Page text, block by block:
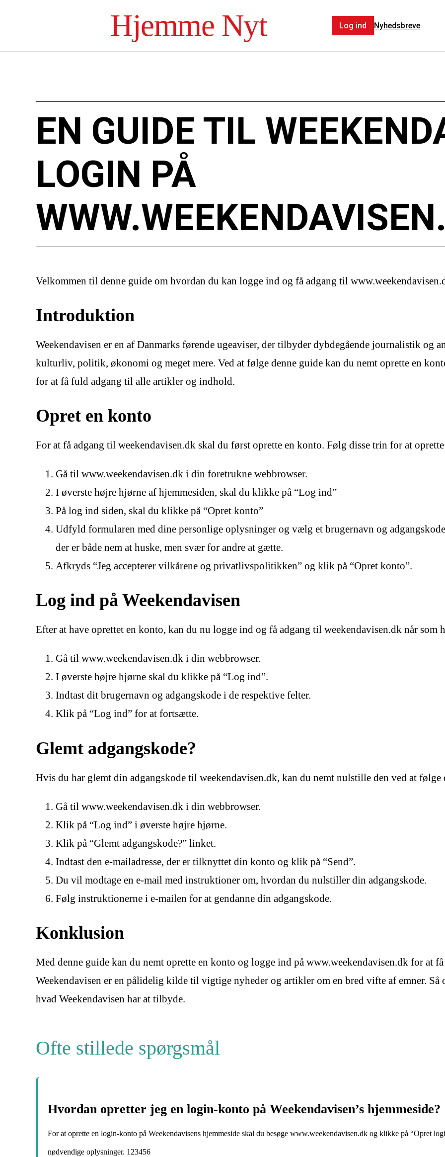
Hjemme Nyt Log ind Nyhedsbreve
EN GUIDE TIL
LOGIN PÅ
Velkommen til denne guide om hvordan du kan logge ind og få adgang til
Introduktion
Weekendavisen er en af Danmarks førende ugeaviser, der tilbyder dybdegående journalistik og
kulturliv, politik, økonomi og meget mere. Ved at følge denne guide kan du nemt oprette en
for at få fuld adgang til alle artikler og indhold.
Opret en konto
For at få adgang til weekendavisen.dk skal du først oprette en konto. Følg disse trin for at
Gå til www.weekendavisen.dk i din foretrukne webbrowser.
I øverste højre hjørne af hjemmesiden, skal du klikke på “Log ind”
På log ind siden, skal du klikke på “Opret konto”
Udfyld formularen med dine personlige oplysninger og vælg et brugernavn og
der er både nem at huske, men svær for andre at gætte.
Afkryds “Jeg accepterer vilkårene og privatlivspolitikken” og klik på “Opret konto”.
Log ind på Weekendavisen
Efter at have oprettet en konto, kan du nu logge ind og få adgang til weekendavisen.dk når som
Gå til www.weekendavisen.dk i din webbrowser.
I øverste højre hjørne skal du klikke på “Log ind”.
Indtast dit brugernavn og adgangskode i de respektive felter.
Klik på “Log ind” for at fortsætte.
Glemt adgangskode?
Hvis du har glemt din adgangskode til weekendavisen.dk, kan du nemt nulstille den ved at følge
Gå til www.weekendavisen.dk i din webbrowser.
Klik på “Log ind” i øverste højre hjørne.
Klik på “Glemt adgangskode?” linket.
Indtast den e-mailadresse, der er tilknyttet din konto og klik på “Send”.
Du vil modtage en e-mail med instruktioner om, hvordan du nulstiller din adgangskode.
Følg instruktionerne i e-mailen for at gendanne din adgangskode.
Konklusion
Med denne guide kan du nemt oprette en konto og logge ind på www.weekendavisen.dk for at
Weekendavisen er en pålidelig kilde til vigtige nyheder og artikler om en bred vifte af emner.
hvad Weekendavisen har at tilbyde.
Ofte stillede spørgsmål
Hvordan opretter jeg en login-konto på Weekendavisen’s hjemmeside?
For at oprette en login-konto på Weekendavisens hjemmeside skal du besøge www.weekendavisen.dk og klikke på “Opret
nødvendige oplysninger. 123456